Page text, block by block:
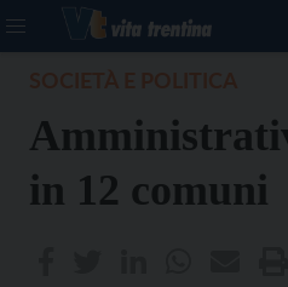
in 12 comuni